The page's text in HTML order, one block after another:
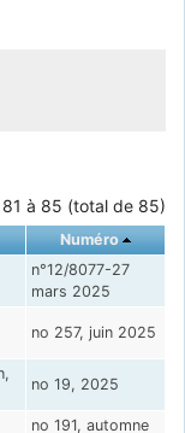
à 85 (total de 85)
Numéro
n°12/8077-27
mars 2025
no 257, juin 2025
no 19, 2025
no 191, automne